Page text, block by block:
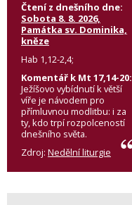
Čtení z dnešního dne:
Sobota 8. 8. 2026,
Památka sv. Dominika,
kněze
Hab 1,12-2,4;
Komentář k Mt 17,14-20:
Ježíšovo vybídnutí k větší
víře je návodem pro
přímluvnou modlitbu: i za
ty, kdo trpí rozpolceností
dnešního světa.
Zdroj: Nedělní liturgie